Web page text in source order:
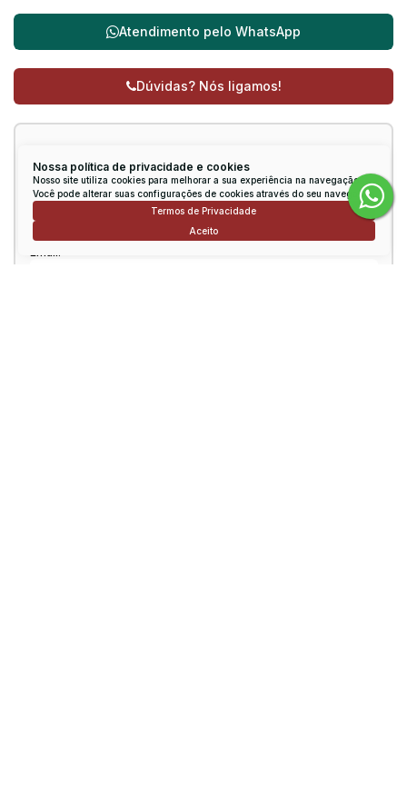
Nossa política de privacidade e cookies
Nosso site utiliza cookies para melhorar a sua experiência na navegação.
Você pode alterar suas configurações de cookies através do seu navegador.
Termos de Privacidade
Aceito
Atendimento pelo WhatsApp
Dúvidas? Nós ligamos!
Receber mais Informações
Nome: